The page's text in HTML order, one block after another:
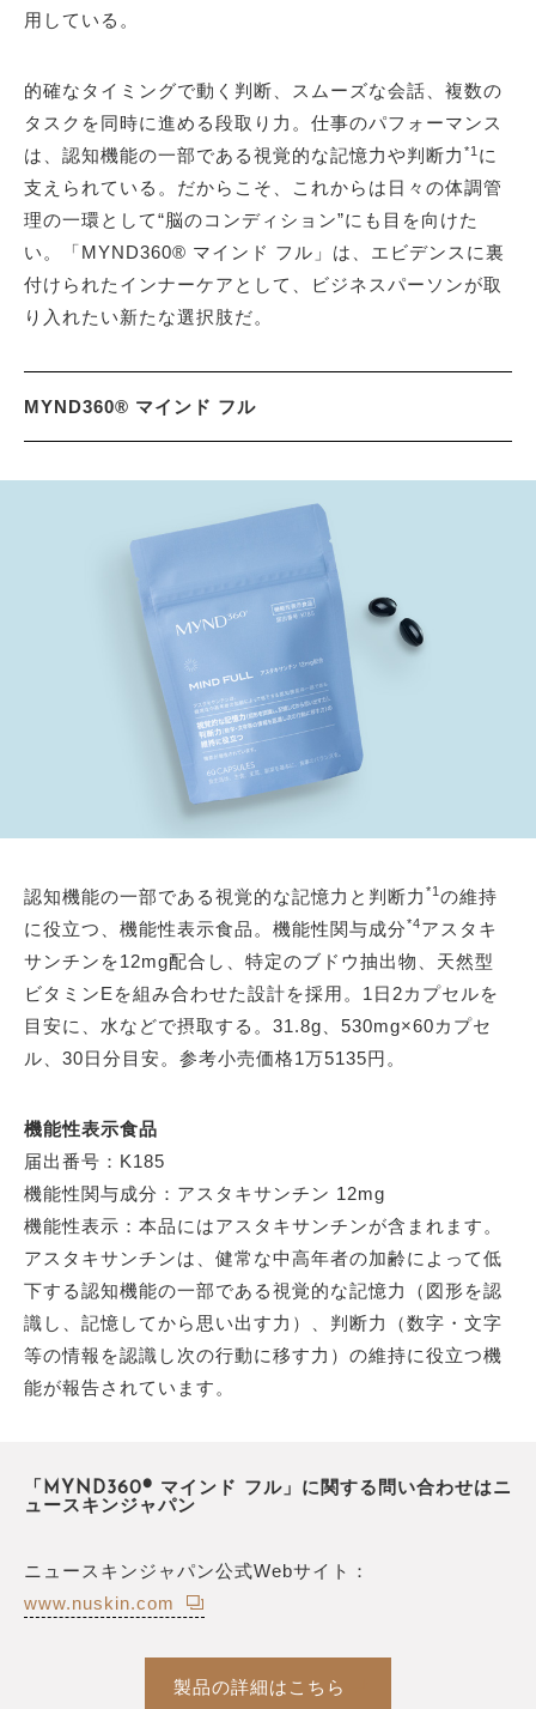
用している。
的確なタイミングで動く判断、スムーズな会話、複数の
タスクを同時に進める段取り力。仕事のパフォーマンス
は、認知機能の一部である視覚的な記憶力や判断力 *1 に
支えられている。だからこそ、これからは日々の体調管
理の一環として“脳のコンディション”にも目を向けた
い。「MYND360® マインド フル」は、エビデンスに裏
付けられたインナーケアとして、ビジネスパーソンが取
り入れたい新たな選択肢だ。
MYND360® マインド フル
認知機能の一部である視覚的な記憶力と判断力 *1 の維持
に役立つ、機能性表示食品。機能性関与成分*4アスタキ
サンチンを12mg配合し、特定のブドウ抽出物、天然型
ビタミンEを組み合わせた設計を採用。1日2カプセルを
目安に、水などで摂取する。31.8g、530mg×60カプセ
ル、30日分目安。参考小売価格1万5135円。
機能性表示食品
届出番号：K185
機能性関与成分：アスタキサンチン 12mg
機能性表示：本品にはアスタキサンチンが含まれます。
アスタキサンチンは、健常な中高年者の加齢によって低
下する認知機能の一部である視覚的な記憶力（図形を認
識し、記憶してから思い出す力）、判断力（数字・文字
等の情報を認識し次の行動に移す力）の維持に役立つ機
能が報告されています。
「MYND360® マインド フル」に関する問い合わせはニ
ュースキンジャパン
ニュースキンジャパン公式Webサイト：
www.nuskin.com
製品の詳細はこちら